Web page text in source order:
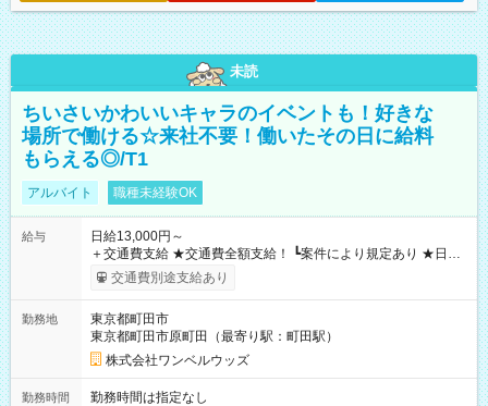
未読
ちいさいかわいいキャラのイベントも！好きな
場所で働ける☆来社不要！働いたその日に給料
もらえる◎/T1
アルバイト 職種未経験OK
給与
日給13,000円～
＋交通費支給 ★交通費全額支給！ ┗案件により規定あり ★日払
いOK！（規定あり） ┗働いたその日に現金GET♪ お仕事後はコ
ンビニATMから 日払い分を引き落とせます！ 【試用期間】試
交通費別途支給あり
勤務地
東京都町田市
東京都町田市原町田（最寄り駅：町田駅）
株式会社ワンベルウッズ
勤務時間
勤務時間は指定なし